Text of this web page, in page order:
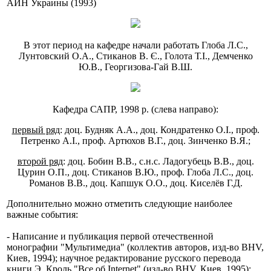
АИН Украины (1993)
В этот период на кафедре начали работать Глоба Л.С.,
Лунтовский О.А., Стиканов В. Є., Голота Т.І., Демченко
Ю.В., Георгизова-Гай В.Ш.
Кафедра САПР, 1998 р. (слева направо):
первый ряд: доц. Будняк А.А., доц. Кондратенко О.І., проф.
Петренко А.І., проф. Артюхов В.Г., доц. Зинченко В.Я.;
второй ряд: доц. Бобин В.В., с.н.с. Ладогубець В.В., доц.
Цурин О.П., доц. Стиканов В.Ю., проф. Глоба Л.С., доц.
Романов В.В., доц. Капшук О.О., доц. Киселёв Г.Д.
Дополнительно можно отметить следующие наиболее
важные события:
- Написание и публикация первой отечественной
монографии "Мультимедиа" (коллектив авторов, изд-во BHV,
Киев, 1994); научное редактирование русского перевода
книги Э. Кроль "Все об Internet" (изд-во BHV, Киев, 1995);